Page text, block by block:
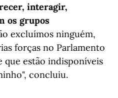
interagir,
os grupos
excluímos ninguém,
forças no Parlamento
estão indisponíveis
concluiu.